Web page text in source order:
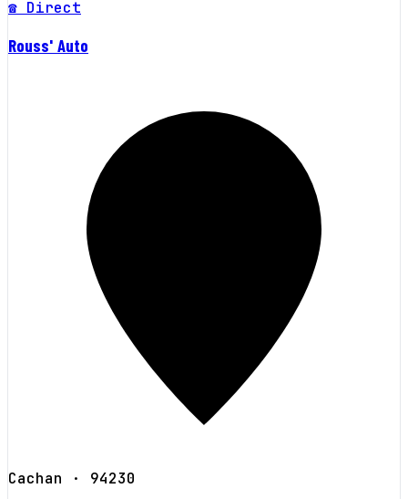
☎ Direct
Rouss' Auto
Cachan · 94230